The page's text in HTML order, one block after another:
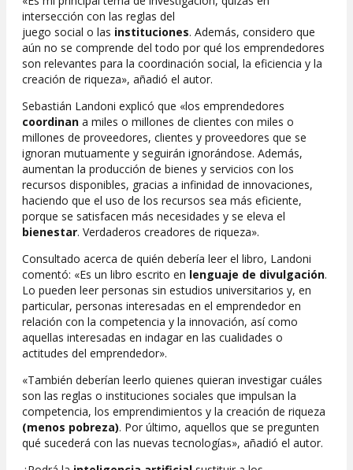
intersección con las reglas del
juego social o las instituciones. Además, considero que
aún no se comprende del todo por qué los emprendedores
son relevantes para la coordinación social, la eficiencia y la
creación de riqueza», añadió el autor.
Sebastián Landoni explicó que «los emprendedores
coordinan a miles o millones de clientes con miles o
millones de proveedores, clientes y proveedores que se
ignoran mutuamente y seguirán ignorándose. Además,
aumentan la producción de bienes y servicios con los
recursos disponibles, gracias a infinidad de innovaciones,
haciendo que el uso de los recursos sea más eficiente,
porque se satisfacen más necesidades y se eleva el
bienestar. Verdaderos creadores de riqueza».
Consultado acerca de quién debería leer el libro, Landoni
comentó: «Es un libro escrito en lenguaje de divulgación.
Lo pueden leer personas sin estudios universitarios y, en
particular, personas interesadas en el emprendedor en
relación con la competencia y la innovación, así como
aquellas interesadas en indagar en las cualidades o
actitudes del emprendedor».
«También deberían leerlo quienes quieran investigar cuáles
son las reglas o instituciones sociales que impulsan la
competencia, los emprendimientos y la creación de riqueza
(menos pobreza). Por último, aquellos que se pregunten
qué sucederá con las nuevas tecnologías», añadió el autor.